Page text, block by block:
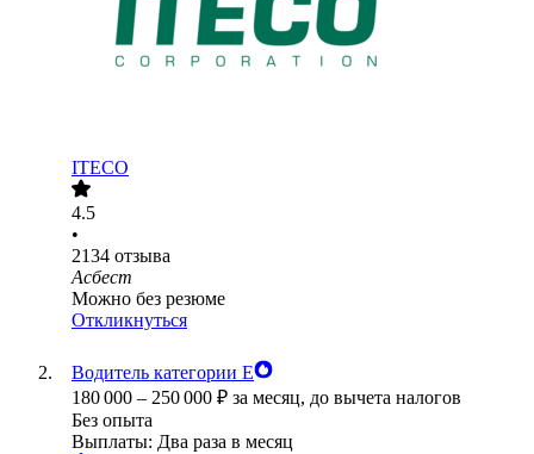
ITECO
4.5
•
2134 отзыва
Асбест
Можно без резюме
Откликнуться
Водитель категории Е
180 000 – 250 000 ₽ за месяц, до вычета налогов
Без опыта
Выплаты: Два раза в месяц